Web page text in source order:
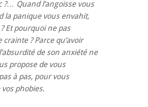
?… Quand l’angoisse vous
la panique vous envahit,
Et pourquoi ne pas
? Parce qu’avoir
de son anxiété ne
propose de vous
à pas, pour vous
phobies.